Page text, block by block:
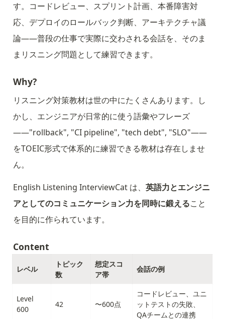
す。コードレビュー、スプリント計画、本番障害対
応、デプロイのロールバック判断、アーキテクチャ議
論——普段の仕事で実際に交わされる会話を、そのま
まリスニング問題として練習できます。
Why?
リスニング対策教材は世の中にたくさんあります。し
かし、エンジニアが日常的に使う語彙やフレーズ
——"rollback", "CI pipeline", "tech debt", "SLO"——
をTOEIC形式で体系的に練習できる教材は存在しませ
ん。
English Listening InterviewCat は、 英語力とエンジニ
アとしてのコミュニケーション力を同時に鍛えること
を目的に作られています。
Content
レベル
トピック
数
想定スコ
ア帯
会話の例
Level
600
42 〜600点
コードレビュー、ユニ
ットテストの失敗、
QAチームとの連携